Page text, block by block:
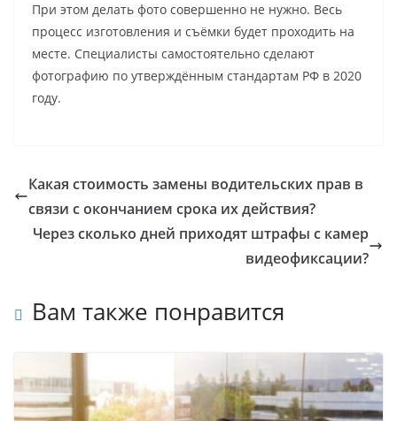
При этом делать фото совершенно не нужно. Весь
процесс изготовления и съёмки будет проходить на
месте. Специалисты самостоятельно сделают
фотографию по утверждённым стандартам РФ в 2020
году.
Какая стоимость замены водительских прав в
связи с окончанием срока их действия?
Через сколько дней приходят штрафы с камер
видеофиксации?
Вам также понравится